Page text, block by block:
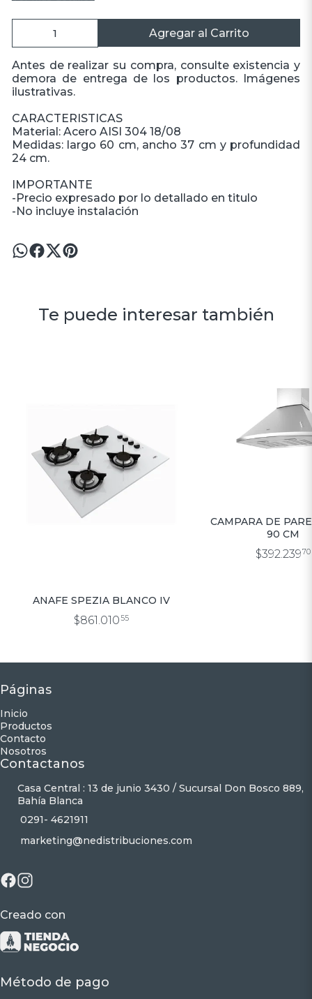
Agregar al Carrito
Antes de realizar su compra, consulte existencia y
demora de entrega de los productos. Imágenes
ilustrativas.
CARACTERISTICAS
Material: Acero AISI 304 18/08
Medidas: largo 60 cm, ancho 37 cm y profundidad
24 cm.
IMPORTANTE
-Precio expresado por lo detallado en titulo
-No incluye instalación
Te puede interesar también
ANAFE SPEZIA BLANCO IV
$861.01055
CAMPARA DE
90 CM
$392.23970
Páginas
Inicio
Productos
Contacto
Nosotros
Contactanos
Casa Central : 13 de junio 3430 / Sucursal Don Bosco 889,
Bahía Blanca
0291- 4621911
marketing@nedistribuciones.com
Creado con
Método de pago